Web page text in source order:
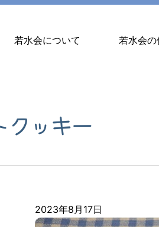
若水会について 若水会の
ッキー
2023年8月17日